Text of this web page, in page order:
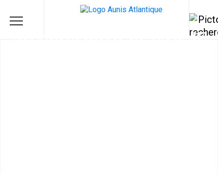
AVENIR SPORTIF DE LA BAIE